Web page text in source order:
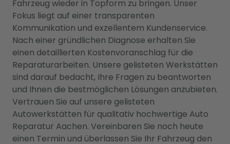
Fahrzeug wieder in Topform zu bringen. Unser
Fokus liegt auf einer transparenten
Kommunikation und exzellentem Kundenservice.
Nach einer gründlichen Diagnose erhalten Sie
einen detaillierten Kostenvoranschlag für die
Reparaturarbeiten. Unsere gelisteten Werkstätten
sind darauf bedacht, Ihre Fragen zu beantworten
und Ihnen die bestmöglichen Lösungen anzubieten.
Vertrauen Sie auf unsere gelisteten
Autowerkstätten für qualitativ hochwertige Auto
Reparatur Aachen. Vereinbaren Sie noch heute
einen Termin und überlassen Sie Ihr Fahrzeug den